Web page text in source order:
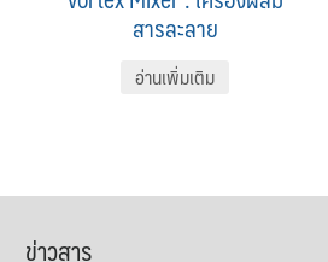
สารละลาย
อ่านเพิ่มเติม
ข่าวสาร